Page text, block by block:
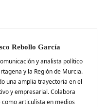
Rebollo García
y analista político
y la Región de Murcia.
una amplia trayectoria en el
y empresarial. Colabora
articulista en medios